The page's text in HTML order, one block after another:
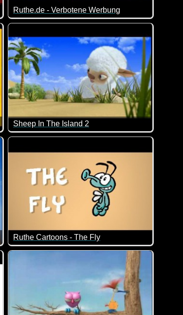
Ruthe.de - Verbotene Werbung
So kanns gehen ;-)
Episode!für so was fragen sollte. Aber er reagiert ja
Sheep In The Island 2
Den ersten Teil mit dem kleinen Schaf auf der
auch nicht die Minions ;-)
ärgern will...
Ruthe Cartoons - The Fly
Lustige Tiere in Ruthe's Cartoons. Gesprochen